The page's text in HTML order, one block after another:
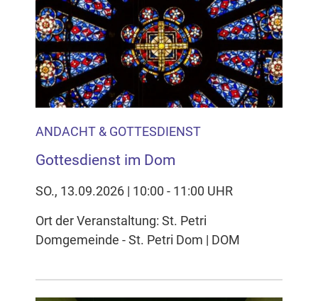
ANDACHT & GOTTESDIENST
Gottesdienst im Dom
SO., 13.09.2026 | 10:00 - 11:00 UHR
Ort der Veranstaltung: St. Petri
Domgemeinde - St. Petri Dom | DOM